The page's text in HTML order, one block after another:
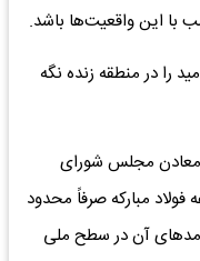
با این واقعیت‌ها باشد.
را در منطقه زنده نگه
معادن مجلس شورای
مبارکه صرفاً محدود
آن در سطح ملی